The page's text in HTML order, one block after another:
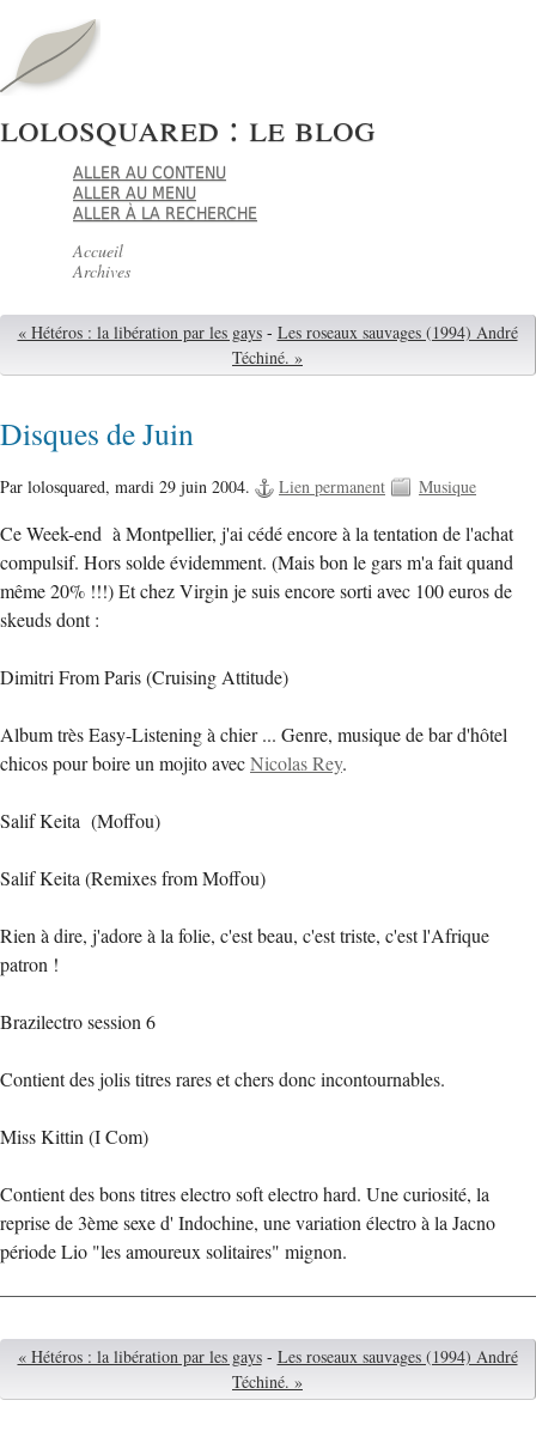
lolosquared : le blog
ALLER AU CONTENU
ALLER AU MENU
ALLER À LA RECHERCHE
Accueil
Archives
« Hétéros : la libération par les gays - Les roseaux sauvages (1994) André
Téchiné. »
Disques de Juin
Par lolosquared, mardi 29 juin 2004. Lien permanent Musique
Ce Week-end à Montpellier, j'ai cédé encore à la tentation de l'achat
compulsif. Hors solde évidemment. (Mais bon le gars m'a fait quand
même 20% !!!) Et chez Virgin je suis encore sorti avec 100 euros de
skeuds dont :
Dimitri From Paris (Cruising Attitude)
Album très Easy-Listening à chier ... Genre, musique de bar d'hôtel
chicos pour boire un mojito avecNicolas Rey.
Salif Keita (Moffou)
Salif Keita (Remixes from Moffou)
Rien à dire, j'adore à la folie, c'est beau, c'est triste, c'est l'Afrique
patron !
Brazilectro session 6
Contient des jolis titres rares et chers donc incontournables.
Miss Kittin (I Com)
Contient des bons titres electro soft electro hard. Une curiosité, la
reprise de 3ème sexe d' Indochine, une variation électro à la Jacno
période Lio "les amoureux solitaires" mignon.
« Hétéros : la libération par les gays - Les roseaux sauvages (1994) André
Téchiné. »